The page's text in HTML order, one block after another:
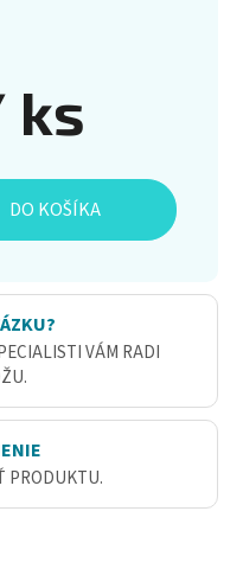
ks
DO KOŠÍKA
VÁM RADI
PRODUKTU.